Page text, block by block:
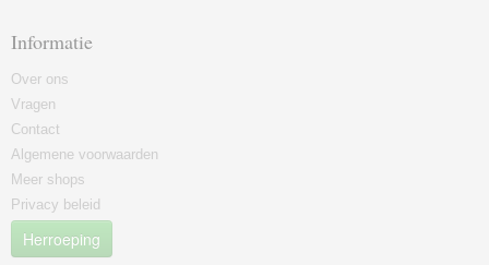
Informatie
Over ons
Vragen
Contact
Algemene voorwaarden
Meer shops
Privacy beleid
Herroeping